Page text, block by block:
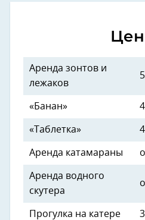
Аренда зонтов и
лежаков
«Банан»
«Таблетка»
Аренда катамараны
Аренда водного
скутера
Прогулка на катере